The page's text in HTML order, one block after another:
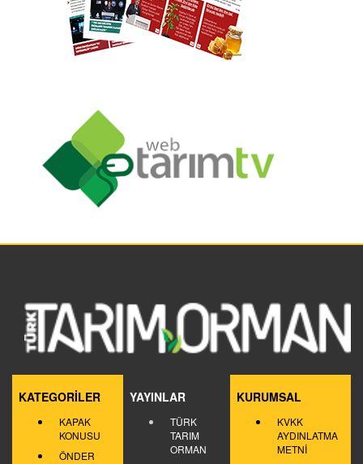
KATEGORİLER
KAPAK
KONUSU
ÖNDER
YAYINLAR
TÜRK
TARIM
ORMAN
KURUMSAL
KVKK
AYDINLATMA
METNİ